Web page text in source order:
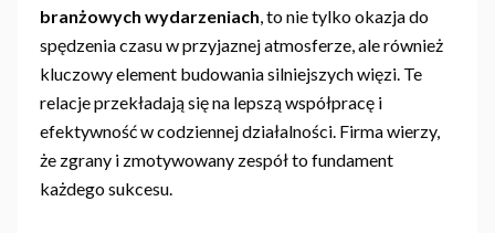
branżowych wydarzeniach, to nie tylko okazja do
spędzenia czasu w przyjaznej atmosferze, ale również
kluczowy element budowania silniejszych więzi. Te
relacje przekładają się na lepszą współpracę i
efektywność w codziennej działalności. Firma wierzy,
że zgrany i zmotywowany zespół to fundament
każdego sukcesu.